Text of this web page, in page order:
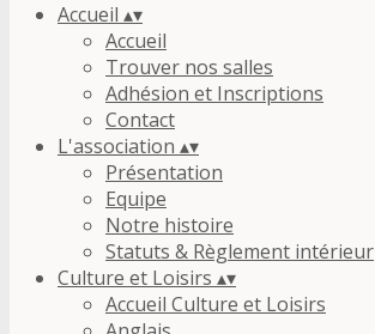
Accueil ▴▾
Accueil
Trouver nos salles
Adhésion et Inscriptions
Contact
L'association ▴▾
Présentation
Equipe
Notre histoire
Statuts & Règlement intérieur
Culture et Loisirs ▴▾
Accueil Culture et Loisirs